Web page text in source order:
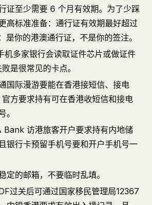
证至少需要 6 个月有效期。为了少踩
高标准准备：通行证有效期最好超过
是你的港澳通行证，不是你的签注。
机多家银行会读取证件芯片或做证件
是很常见的卡点。
国际漫游要能在香港接短信、接电
方要求持有可在香港收短信和接电
。
Bank 访港旅客开户要求持有内地储
银行卡预留手机号要和开户手机号一
定的邮箱，不要临时乱填。
过关后可通过国家移民管理局12367